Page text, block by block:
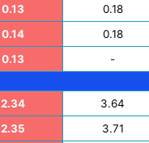
0.13 0.18
0.14 0.18
0.13 -
2.34 3.64
2.35 3.71